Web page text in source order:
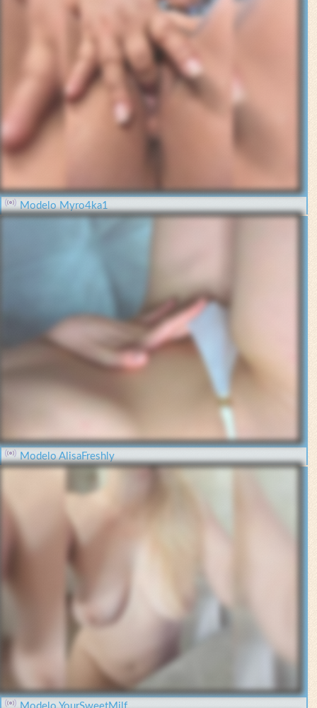
Modelo Myro4ka1
Modelo AlisaFreshly